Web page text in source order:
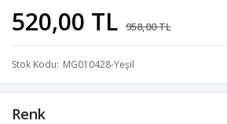
520,00 TL 958,00 TL
Stok Kodu MG010428-Yeşil
Renk